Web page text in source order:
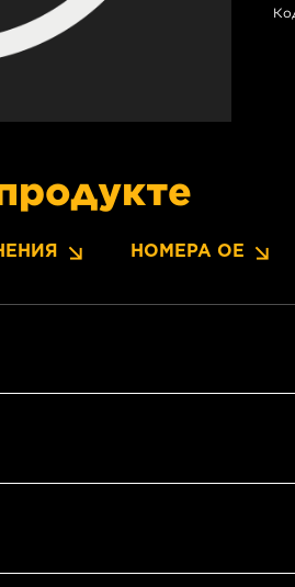
НОМЕРА OE